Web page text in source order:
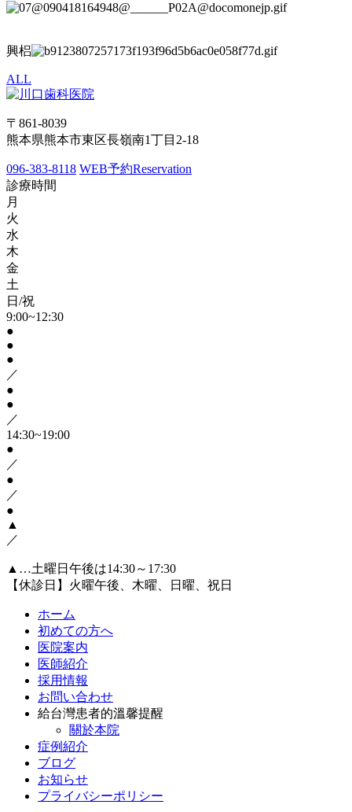
興梠
ALL
〒861-8039
熊本県熊本市東区長嶺南1丁目2-18
096-383-8118 WEB予約Reservation
診療時間
月
火
水
木
金
土
日/祝
9:00~12:30
●
●
●
／
●
●
／
14:30~19:00
●
／
●
／
●
▲
／
▲…土曜日午後は14:30～17:30
【休診日】火曜午後、木曜、日曜、祝日
ホーム
初めての方へ
医院案内
医師紹介
採用情報
お問い合わせ
給台灣患者的溫馨提醒
關於本院
症例紹介
ブログ
お知らせ
プライバシーポリシー